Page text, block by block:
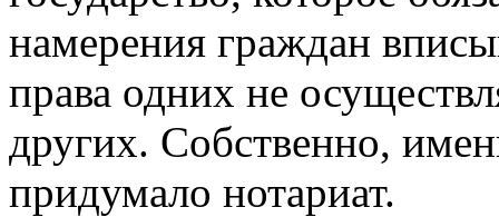
намерения граждан
права одних не
других. Собственно,
придумало нотариат.